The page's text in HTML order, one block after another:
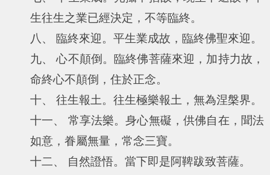
生往生之業已經決定，不等臨終。
八、 臨終來迎。平生業成故，臨終佛聖來迎。
九、 心不顛倒。臨終佛菩薩來迎，加持力故，
命終心不顛倒，住於正念。
十、 往生報土。往生極樂報土，無為涅槃界。
十一、 常享法樂。身心無礙，供佛自在，聞法
如意，眷屬無量，常念三寶。
十二、 自然證悟。當下即是阿鞞跋致菩薩。